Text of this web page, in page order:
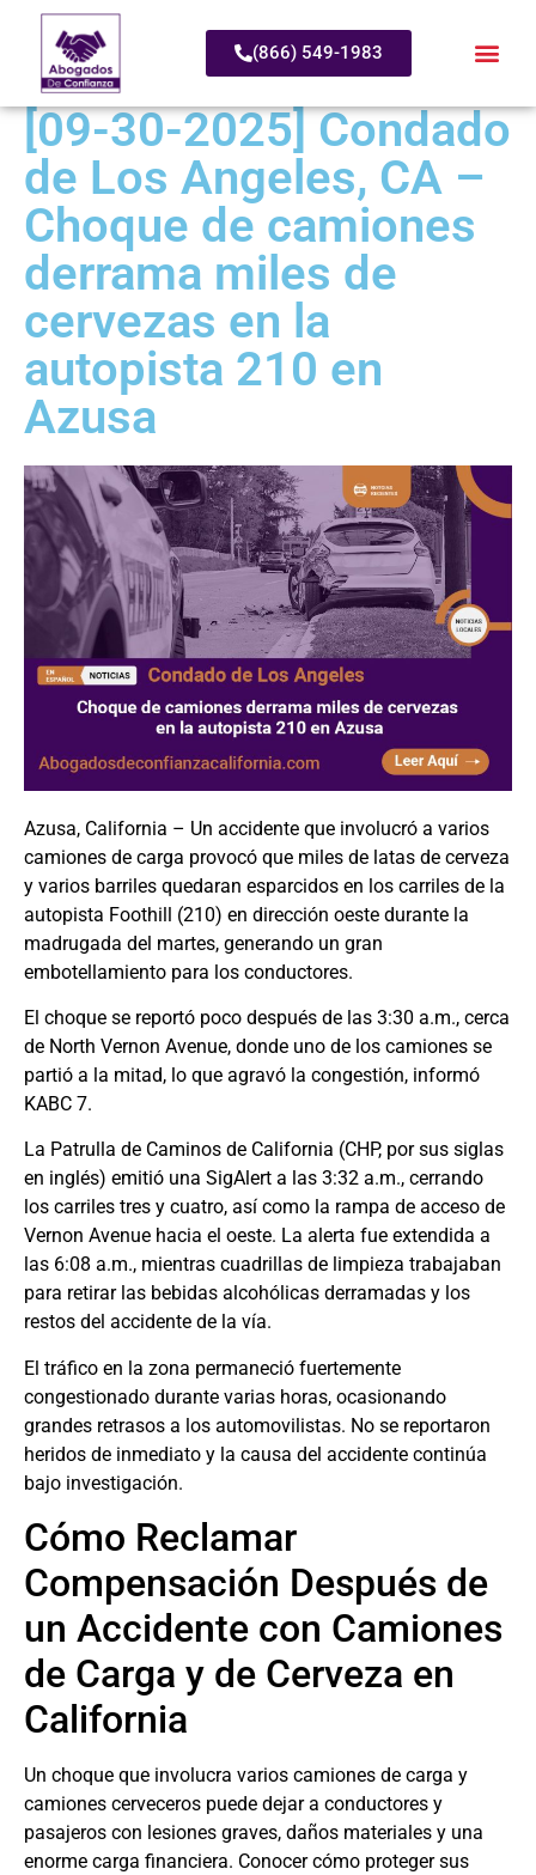
(866) 549-1983
[09-30-2025] Condado
de Los Angeles, CA –
Choque de camiones
derrama miles de
cervezas en la
autopista 210 en
Azusa
Azusa, California – Un accidente que involucró a varios
camiones de carga provocó que miles de latas de cerveza
y varios barriles quedaran esparcidos en los carriles de la
autopista Foothill (210) en dirección oeste durante la
madrugada del martes, generando un gran
embotellamiento para los conductores.
El choque se reportó poco después de las 3:30 a.m., cerca
de North Vernon Avenue, donde uno de los camiones se
partió a la mitad, lo que agravó la congestión, informó
KABC 7.
La Patrulla de Caminos de California (CHP, por sus siglas
en inglés) emitió una SigAlert a las 3:32 a.m., cerrando
los carriles tres y cuatro, así como la rampa de acceso de
Vernon Avenue hacia el oeste. La alerta fue extendida a
las 6:08 a.m., mientras cuadrillas de limpieza trabajaban
para retirar las bebidas alcohólicas derramadas y los
restos del accidente de la vía.
El tráfico en la zona permaneció fuertemente
congestionado durante varias horas, ocasionando
grandes retrasos a los automovilistas. No se reportaron
heridos de inmediato y la causa del accidente continúa
bajo investigación.
Cómo Reclamar
Compensación Después de
un Accidente con Camiones
de Carga y de Cerveza en
California
Un choque que involucra varios camiones de carga y
camiones cerveceros puede dejar a conductores y
pasajeros con lesiones graves, daños materiales y una
enorme carga financiera. Conocer cómo proteger sus